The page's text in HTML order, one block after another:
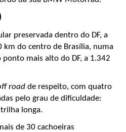
preservada dentro do DF, a
km do centro de Brasília, numa
ponto mais alto do DF, a 1.342
road de respeito, com quatro
pelo grau de dificuldade:
longa.
de 30 cachoeiras